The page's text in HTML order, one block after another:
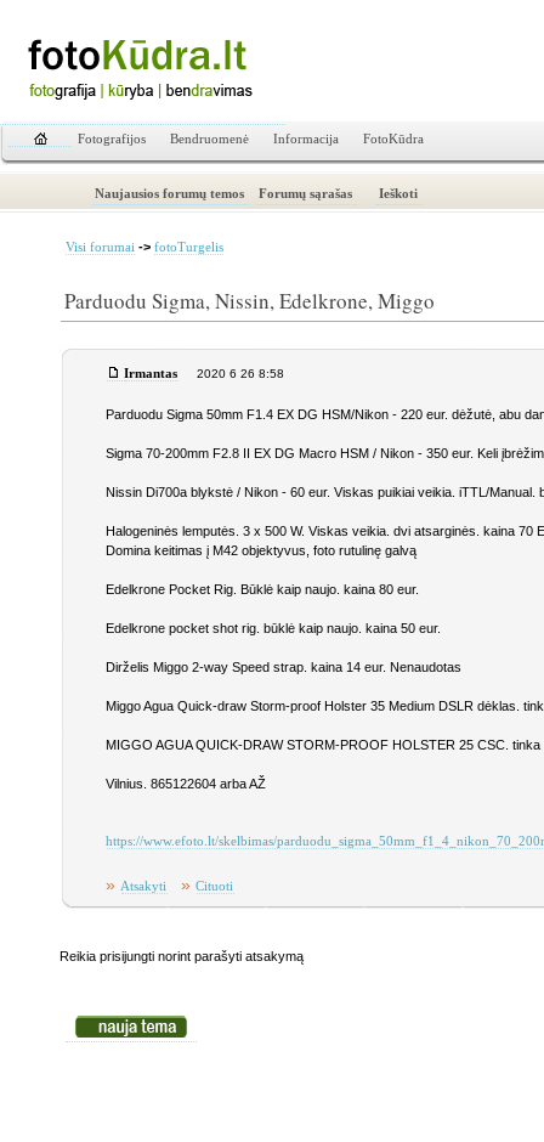
Fotografijos Bendruomenė Informacija FotoKūdra
Naujausios forumų temos Forumų sąrašas Ieškoti
Visi forumai -> fotoTurgelis
Parduodu Sigma, Nissin, Edelkrone, Miggo
Irmantas 2020 6 26 8:58
Parduodu Sigma 50mm F1.4 EX DG HSM/Nikon - 220 eur. dėžutė, abu
Sigma 70-200mm F2.8 II EX DG Macro HSM / Nikon - 350 eur. Keli
Nissin Di700a blykstė / Nikon - 60 eur. Viskas puikiai veikia. iTTL/Manual.
Halogeninės lemputės. 3 x 500 W. Viskas veikia. dvi atsarginės. kaina
Domina keitimas į M42 objektyvus, foto rutulinę galvą
Edelkrone Pocket Rig. Būklė kaip naujo. kaina 80 eur.
Edelkrone pocket shot rig. būklė kaip naujo. kaina 50 eur.
Dirželis Miggo 2-way Speed strap. kaina 14 eur. Nenaudotas
Miggo Agua Quick-draw Storm-proof Holster 35 Medium DSLR dėklas.
MIGGO AGUA QUICK-DRAW STORM-PROOF HOLSTER 25 CSC.
Vilnius. 865122604 arba AŽ
https://www.efoto.lt/skelbimas/
» Atsakyti » Cituoti
Reikia prisijungti norint parašyti atsakymą